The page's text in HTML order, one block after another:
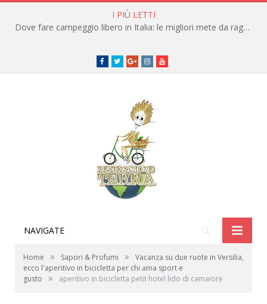
I PIÙ LETTI
Dove fare campeggio libero in Italia: le migliori mete da raggiungere in traghetto
Facebook
TwitterGoogle+instagramyoutube
NAVIGATE
Home » Sapori & Profumi »
Vacanza su due ruote in Versilia,
ecco l'aperitivo in bicicletta per chi ama sport e
gusto
» aperitivo in bicicletta petit hotel lido di camaiore